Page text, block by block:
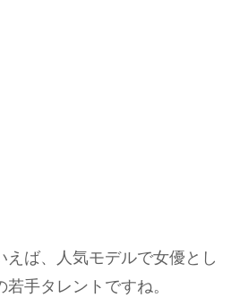
えば、人気モデルで女優とし
手タレントですね。